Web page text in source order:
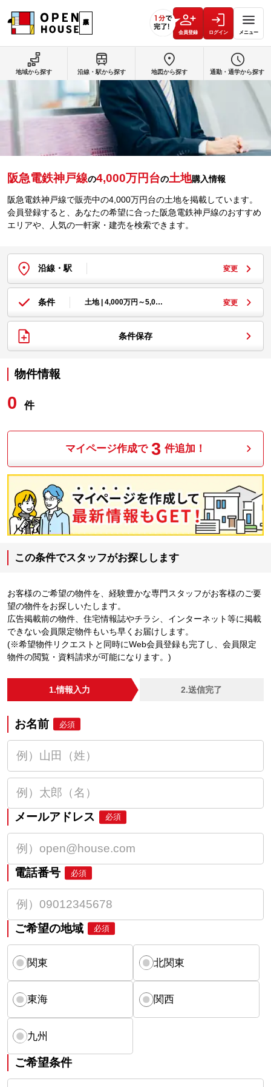
会員登録 ログイン メニュー
阪急電鉄神戸線の4,000万円台の土地購入情報
阪急電鉄神戸線で販売中の4,000万円台の土地を掲載しています。
会員登録すると、あなたの希望に合った阪急電鉄神戸線のおすすめ
エリアや、人気の一軒家・建売を検索できます。
沿線・駅 変更
条件 土地 | 4,000万円～5,0… 変更
条件保存
物件情報
0 件
マイページ作成で 3 件追加！
この条件でスタッフがお探しします
お客様のご希望の物件を、経験豊かな専門スタッフがお客様のご要
望の物件をお探しいたします。
広告掲載前の物件、住宅情報誌やチラシ、インターネット等に掲載
できない会員限定物件もいち早くお届けします。
(※希望物件リクエストと同時にWeb会員登録も完了し、会員限定
物件の閲覧・資料請求が可能になります。)
1.情報入力 2.送信完了
お名前 必須
メールアドレス 必須
電話番号 必須
ご希望の地域 必須
関東 北関東
東海 関西
九州
ご希望条件
地域から探す 沿線・駅から探す 地図から探す 通勤・通学から探す